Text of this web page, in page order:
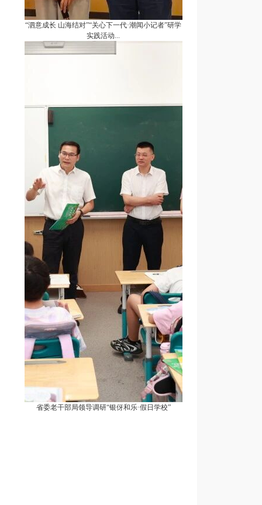
“泗意成长 山海结对”“关心下一代·潮闻小记者”研学
实践活动...
省委老干部局领导调研“银伢和乐·假日学校”